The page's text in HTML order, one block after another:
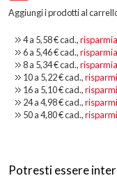
Aggiungi i prodotti al
4 a 5,58 €cad.,
6 a 5,46 €cad.,
8 a 5,34 €cad.,
10 a 5,22 €cad.,
16 a 5,10 €cad.,
24 a4,98 €cad.,
50 a4,80 €cad.,
Potresti essere